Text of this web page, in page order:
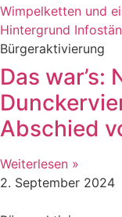
Bürgeraktivierung
Das
Abschied
Weiterlesen »
2. September 2024